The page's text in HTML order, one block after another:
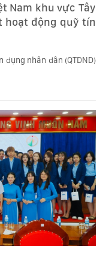
Nam khu vực Tây
hoạt động quỹ tín
nhân dân (QTDND)